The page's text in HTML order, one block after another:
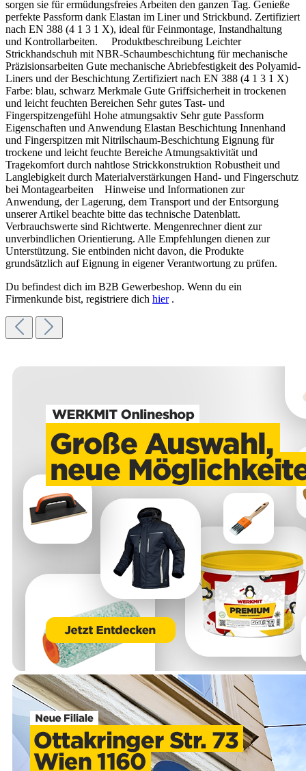
sorgen sie für ermüdungsfreies Arbeiten den ganzen Tag. Genieße
perfekte Passform dank Elastan im Liner und Strickbund. Zertifiziert
nach EN 388 (4 1 3 1 X), ideal für Feinmontage, Instandhaltung
und Kontrollarbeiten. Produktbeschreibung Leichter
Strickhandschuh mit NBR-Schaumbeschichtung für mechanische
Präzisionsarbeiten Gute mechanische Abriebfestigkeit des Polyamid-
Liners und der Beschichtung Zertifiziert nach EN 388 (4 1 3 1 X)
Farbe: blau, schwarz Merkmale Gute Griffsicherheit in trockenen
und leicht feuchten Bereichen Sehr gutes Tast- und
Fingerspitzengefühl Hohe atmungsaktiv Sehr gute Passform
Eigenschaften und Anwendung Elastan Beschichtung Innenhand
und Fingerspitzen mit Nitrilschaum-Beschichtung Eignung für
trockene und leicht feuchte Bereiche Atmungsaktivität und
Tragekomfort durch nahtlose Strickkonstruktion Robustheit und
Langlebigkeit durch Materialverstärkungen Hand- und Fingerschutz
bei Montagearbeiten Hinweise und Informationen zur
Anwendung, der Lagerung, dem Transport und der Entsorgung
unserer Artikel beachte bitte das technische Datenblatt.
Verbrauchswerte sind Richtwerte. Mengenrechner dient zur
unverbindlichen Orientierung. Alle Empfehlungen dienen zur
Unterstützung. Sie entbinden nicht davon, die Produkte
grundsätzlich auf Eignung in eigener Verantwortung zu prüfen.
Du befindest dich im B2B Gewerbeshop. Wenn du ein
Firmenkunde bist, registriere dich hier.